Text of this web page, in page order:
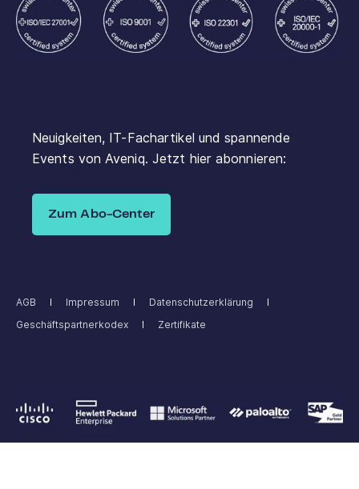
Neuigkeiten, IT-Fachartikel und spannende
Events von Aveniq. Jetzt hier abonnieren:
Zum Abo-Center
AGB Impressum
Datenschutzerklärung
Geschäftspartnerkodex
Zertifikate